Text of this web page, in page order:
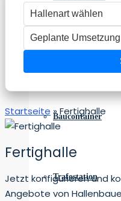
Baucontainer
Trafostation
Startseite »Fertighalle
Fertighalle
Jetzt konfigurieren und
Angebote von